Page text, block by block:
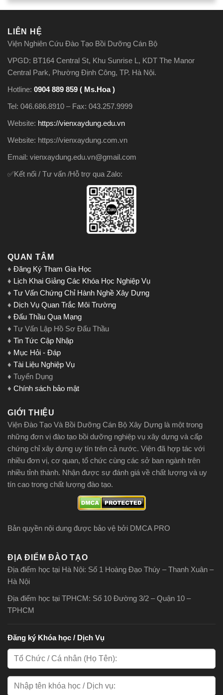
LIÊN HỆ
Viện Nghiên Cứu Đào Tạo Bồi Dưỡng Cán Bộ
VPGD: BT164 Central St, Khu Sunrise L, KDT The Manor
Central Park, Phường Định Công, TP. Hà Nội.
Hotline: 0904 889 859 ( Ms.Hoa )
Tel: 046.686.8910 – Fax: 043.257.9999
Website: https://vienxaydung.edu.vn
Website: https://vienxaydung.com.vn
Email: vienxaydung.edu.vn@gmail.com
✅Kết nối / Tư vấn /Hỗ trợ qua Zalo:
QUAN TÂM
♦ Đăng Ký Tham Gia Học
♦ Lịch Khai Giảng Các Khóa Học Nghiệp Vụ
♦ Tư Vấn Chứng Chỉ Hành Nghề Xây Dựng
♦ Dịch Vụ Quan Trắc Môi Trường
♦ Đấu Thầu Qua Mạng
♦ Tư Vấn Lập Hồ Sơ Đấu Thầu
♦ Tin Tức Cập Nhập
♦ Mục Hỏi - Đáp
♦ Tài Liệu Nghiệp Vụ
♦ Tuyển Dụng
♦ Chính sách bảo mật
GIỚI THIỆU
Viện Đào Tạo Và Bồi Dưỡng Cán Bộ Xây Dựng là một trong
những đơn vị đào tạo bồi dưỡng nghiệp vụ xây dựng và cấp
chứng chỉ xây dựng uy tín trên cả nước. Viện đã hợp tác với
nhiều đơn vị, cơ quan, tổ chức cùng các sở ban ngành trên
nhiều tỉnh thành. Nhận được sự đánh giá về chất lượng và uy
tín cao trong chất lượng đào tạo.
Bản quyền nội dung được bảo vệ bởi DMCA PRO
ĐỊA ĐIỂM ĐÀO TẠO
Địa điểm học tại Hà Nội: Số 1 Hoàng Đạo Thúy – Thanh Xuân –
Hà Nội
Địa điểm học tại TPHCM: Số 10 Đường 3/2 – Quận 10 –
TPHCM
Đăng ký Khóa học / Dịch Vụ